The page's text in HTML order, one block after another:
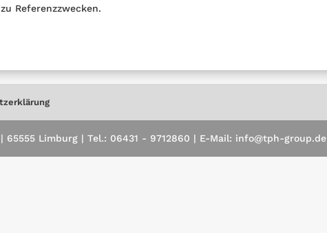
Referenzzwecken.
Limburg | Tel.: 06431 - 9712860 | E-Mail: info@tph-group.de